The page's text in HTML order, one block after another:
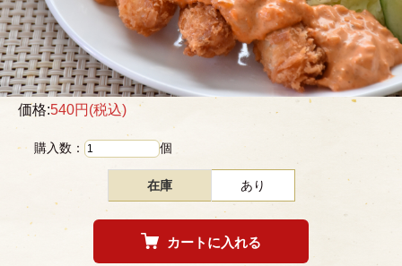
価格:540円 (税込)
購入数： 個
在庫 あり